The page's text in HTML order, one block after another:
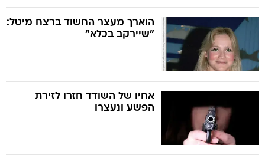
הוארך מעצר החשוד ברצח מיטל:
"שיירקב בכלא"
אחיו של השודד חזרו לזירת
הפשע ונעצרו